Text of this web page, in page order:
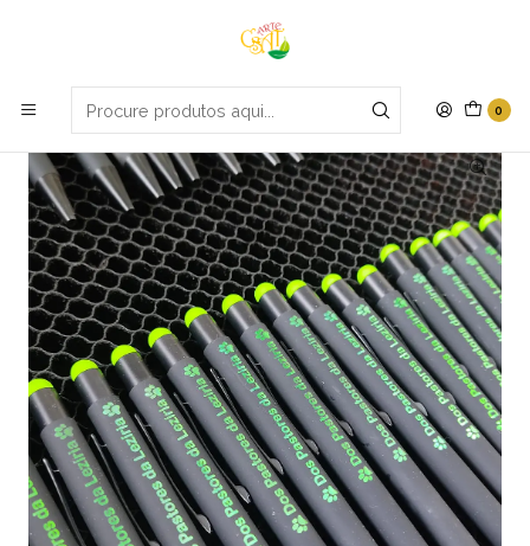
0
Portes grátis em compras apartir de 70€